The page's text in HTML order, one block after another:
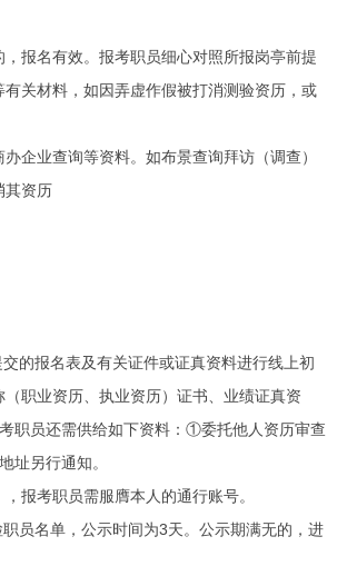
报名有效。报考职员细心对照所报岗亭前提
关材料，如因弄虚作假被打消测验资历，或
业查询等资料。如布景查询拜访（调查）
其资历
的报名表及有关证件或证真资料进行线上初
职业资历、执业资历）证书、业绩证真资
职员还需供给如下资料：①委托他人资历审查
址另行通知。
报考职员需服膺本人的通行账号。
员名单，公示时间为3天。公示期满无的，进